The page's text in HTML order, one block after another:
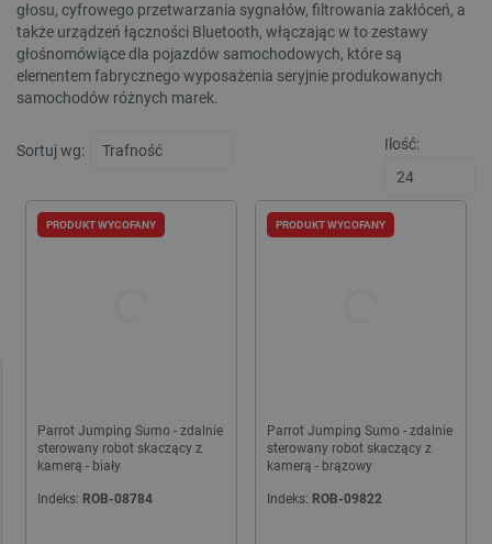
głosu, cyfrowego przetwarzania sygnałów, filtrowania zakłóceń, a
także urządzeń łączności Bluetooth, włączając w to zestawy
głośnomówiące dla pojazdów samochodowych, które są
elementem fabrycznego wyposażenia seryjnie produkowanych
samochodów różnych marek.
Sortuj wg: Ilość:
Parrot Jumping Sumo - zdalnie
sterowany robot skaczący z
kamerą - biały
Indeks: ROB-08784
PRODUKT WYCOFANY
Parrot Jumping Sumo - zdalnie
sterowany robot skaczący z
kamerą - brązowy
Indeks: ROB-09822
PRODUKT WYCOFANY